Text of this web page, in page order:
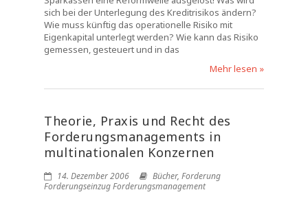
sich bei der Unterlegung des Kreditrisikos ändern?
Wie muss künftig das operationelle Risiko mit
Eigenkapital unterlegt werden? Wie kann das Risiko
gemessen, gesteuert und in das
Mehr lesen »
Theorie, Praxis und Recht des
Forderungsmanagements in
multinationalen Konzernen
14. Dezember 2006 Bücher, Forderung
Forderungseinzug Forderungsmanagement